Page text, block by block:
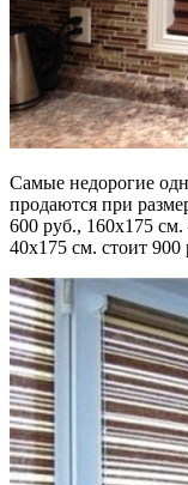
Самые недорогие
продаются при
600 руб., 160х175
40х175 см. стоит 900